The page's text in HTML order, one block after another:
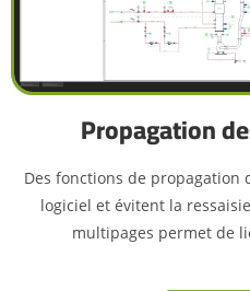
Propagation
Des fonctions de propagation
logiciel et évitent la
multipages permet de